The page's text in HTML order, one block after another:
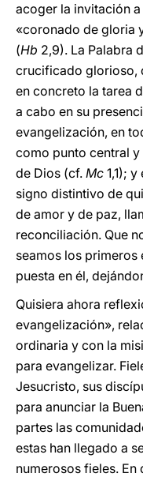
acoger la invitación
«coronado de gloria
(Hb 2,9). La Palabra
crucificado glorioso,
en concreto la tarea
a cabo en su
evangelización, en
como punto central y
de Dios (cf. Mc 1,1);
signo distintivo de
de amor y de paz,
reconciliación. Que
seamos los primeros
puesta en él,
Quisiera ahora
evangelización»,
ordinaria y con la
para evangelizar.
Jesucristo, sus
para anunciar la
partes las
estas han llegado a
numerosos fieles.